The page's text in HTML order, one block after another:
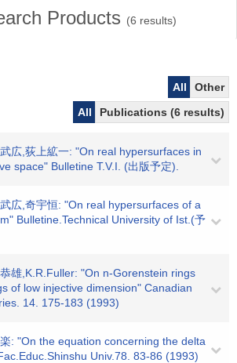
Products (6 results)
All
Other
All
Publications (6 results)
広,荻上絋一: "On real hypersurfaces in
space" Bulletine T.V.I. (出版予定).
広,奇宇恒: "On real hypersurfaces of a
Bulletine.Technical University of Ist.(予
雄,K.R.Fuller: "On n-Gorenstein rings
of low injective dimension" Canadian
14. 175-183 (1993)
: "On the equation concerning the delta
Univ.78. 83-86 (1993)